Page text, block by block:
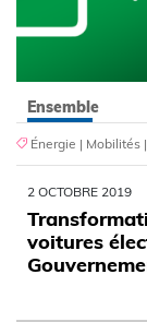
Ensemble
Énergie | Mobilités
2 OCTOBRE 2019
voitures